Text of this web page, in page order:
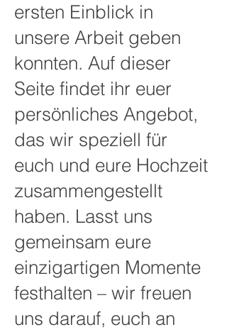
ersten Einblick in
unsere Arbeit geben
konnten. Auf dieser
Seite findet ihr euer
persönliches Angebot,
das wir speziell für
euch und eure Hochzeit
zusammengestellt
haben. Lasst uns
gemeinsam eure
einzigartigen Momente
festhalten – wir freuen
uns darauf, euch an